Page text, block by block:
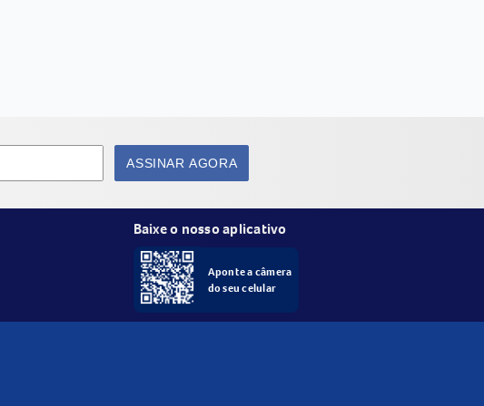
ASSINAR AGORA
Baixe o nosso aplicativo
Aponte a câmera
do seu celular